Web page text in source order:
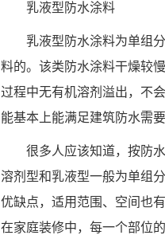
乳液型防水涂料
乳液型防水涂料为单组
料的。该类防水涂料干燥较
过程中无有机溶剂溢出，不
能基本上能满足建筑防水需
很多人应该知道，按防
溶剂型和乳液型一般为单组
优缺点，适用范围、空间也
在家庭装修中，每一个部位